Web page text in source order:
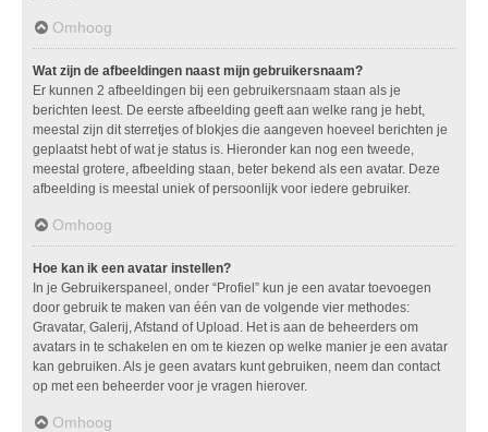
Omhoog
Wat zijn de afbeeldingen naast mijn gebruikersnaam?
Er kunnen 2 afbeeldingen bij een gebruikersnaam staan als je
berichten leest. De eerste afbeelding geeft aan welke rang je hebt,
meestal zijn dit sterretjes of blokjes die aangeven hoeveel berichten je
geplaatst hebt of wat je status is. Hieronder kan nog een tweede,
meestal grotere, afbeelding staan, beter bekend als een avatar. Deze
afbeelding is meestal uniek of persoonlijk voor iedere gebruiker.
Omhoog
Hoe kan ik een avatar instellen?
In je Gebruikerspaneel, onder “Profiel” kun je een avatar toevoegen
door gebruik te maken van één van de volgende vier methodes:
Gravatar, Galerij, Afstand of Upload. Het is aan de beheerders om
avatars in te schakelen en om te kiezen op welke manier je een avatar
kan gebruiken. Als je geen avatars kunt gebruiken, neem dan contact
op met een beheerder voor je vragen hierover.
Omhoog